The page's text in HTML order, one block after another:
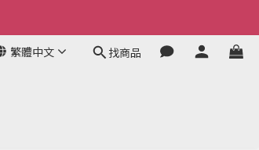
繁體中文 找商品